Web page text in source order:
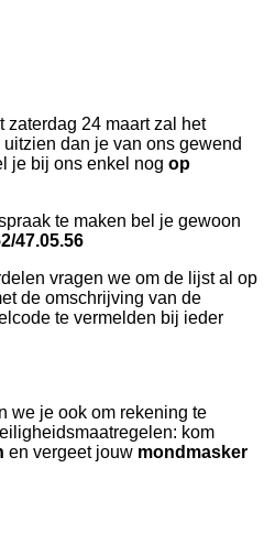
zaterdag 24 maart zal het
dan je van ons gewend
je bij ons enkel nog op
te maken bel je gewoon
47.05.56
vragen we om de lijst al op
de omschrijving van de
te vermelden bij ieder
we je ook om rekening te
kom
en vergeet jouw mondmasker